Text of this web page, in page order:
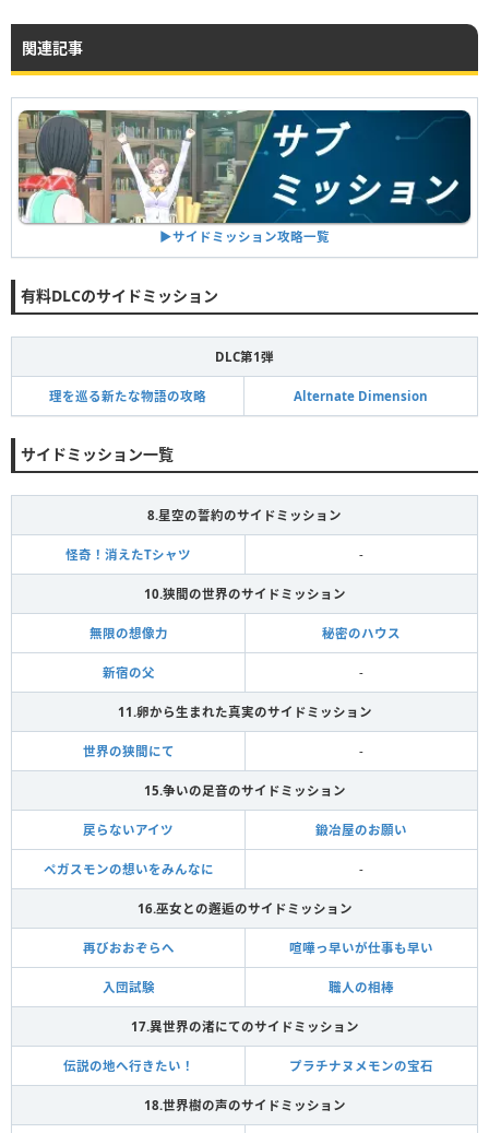
関連記事
▶︎サイドミッション攻略一覧
有料DLCのサイドミッション
DLC第1弾
理を巡る新たな物語の攻略 Alternate Dimension
サイドミッション一覧
8.星空の誓約のサイドミッション
怪奇！消えたTシャツ -
10.狭間の世界のサイドミッション
無限の想像力 秘密のハウス
新宿の父 -
11.卵から生まれた真実のサイドミッション
世界の狭間にて -
15.争いの足音のサイドミッション
戻らないアイツ 鍛冶屋のお願い
ペガスモンの想いをみんなに -
16.巫女との邂逅のサイドミッション
再びおおぞらへ 喧嘩っ早いが仕事も早い
入団試験 職人の相棒
17.異世界の渚にてのサイドミッション
伝説の地へ行きたい！ プラチナヌメモンの宝石
18.世界樹の声のサイドミッション